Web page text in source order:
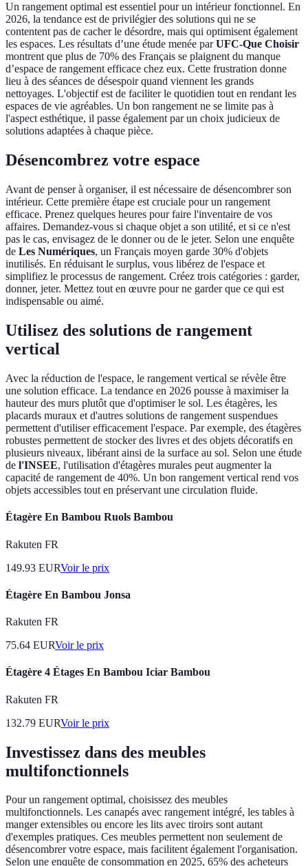
Un rangement optimal est essentiel pour un intérieur fonctionnel. En
2026, la tendance est de privilégier des solutions qui ne se
contentent pas de cacher le désordre, mais qui optimisent également
les espaces. Les résultats d’une étude menée parUFC-Que Choisir
montrent que plus de 70% des Français se plaignent du manque
d’espace de rangement efficace chez eux. Cette frustration donne
lieu à des séances de désespoir quand viennent les grands
nettoyages. L'objectif est de faciliter le quotidien tout en rendant les
espaces de vie agréables. Un bon rangement ne se limite pas à
l'aspect esthétique, il passe également par un choix judicieux de
solutions adaptées à chaque pièce.
Désencombrez votre espace
Avant de penser à organiser, il est nécessaire de désencombrer son
intérieur. Cette première étape est cruciale pour un rangement
efficace. Prenez quelques heures pour faire l'inventaire de vos
affaires. Demandez-vous si chaque objet a son utilité, et si ce n'est
pas le cas, envisagez de le donner ou de le jeter. Selon une enquête
de Les Numériques, un Français moyen garde 30% d'objets
inutilisés. En réduisant le surplus, vous libérez de l'espace et
simplifiez le processus de rangement. Créez trois catégories : garder,
donner, jeter. Mettez tout en œuvre pour ne garder que ce qui est
indispensable ou aimé.
Utilisez des solutions de rangement
vertical
Avec la réduction de l'espace, le rangement vertical se révèle être
une solution efficace. La tendance en 2026 pousse à maximiser la
hauteur des murs plutôt que d'optimiser le sol. Les étagères, les
placards muraux et d'autres solutions de rangement suspendues
permettent d'utiliser efficacement l'espace. Par exemple, des étagères
robustes permettent de stocker des livres et des objets décoratifs en
plusieurs niveaux, libérant ainsi de la surface au sol. Selon une étude
de l'INSEE, l'utilisation d'étagères murales peut augmenter la
capacité de rangement de 40%. Un bon rangement vertical rend vos
objets accessibles tout en préservant une circulation fluide.
Étagère En Bambou Ruols Bambou
Rakuten FR
149.93 EURVoir le prix
Étagère En Bambou Jonsa
Rakuten FR
75.64 EURVoir le prix
Étagère 4 Étages En Bambou Iciar Bambou
Rakuten FR
132.79 EURVoir le prix
Investissez dans des meubles
multifonctionnels
Pour un rangement optimal, choisissez des meubles
multifonctionnels. Les canapés avec rangement intégré, les tables à
manger extensibles ou encore les lits avec tiroirs sont autant
d'exemples pratiques. Ces meubles permettent non seulement de
désencombrer votre espace, mais facilitent également l'organisation.
Selon une enquête de consommation en 2025, 65% des acheteurs